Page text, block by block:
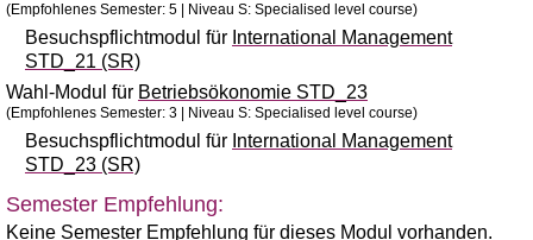
(Empfohlenes Semester: 5 | Niveau S: Specialised level course)
Besuchspflichtmodul für International Management
STD_21 (SR)
Wahl-Modul für Betriebsökonomie STD_23
(Empfohlenes Semester: 3 | Niveau S: Specialised level course)
Besuchspflichtmodul für International Management
STD_23 (SR)
Semester Empfehlung:
Keine Semester Empfehlung für dieses Modul vorhanden.